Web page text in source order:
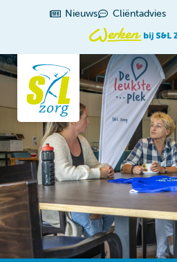
Nieuws Cliëntadvies